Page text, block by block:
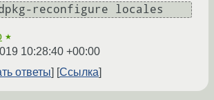
reconfigure locales
★
10:28:40 +00:00
ответы
Ссылка